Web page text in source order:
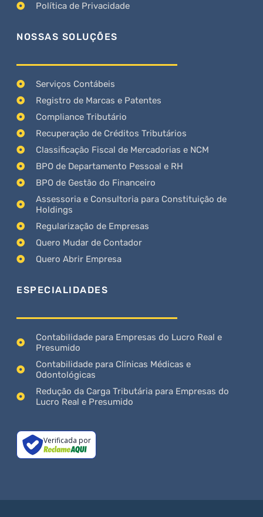
Política de Privacidade
NOSSAS SOLUÇÕES
Serviços Contábeis
Registro de Marcas e Patentes
Compliance Tributário
Recuperação de Créditos Tributários
Classificação Fiscal de Mercadorias e NCM
BPO de Departamento Pessoal e RH
BPO de Gestão do Financeiro
Assessoria e Consultoria para Constituição de
Holdings
Regularização de Empresas
Quero Mudar de Contador
Quero Abrir Empresa
ESPECIALIDADES
Contabilidade para Empresas do Lucro Real e
Presumido
Contabilidade para Clínicas Médicas e
Odontológicas
Redução da Carga Tributária para Empresas do
Lucro Real e Presumido
Verificada por